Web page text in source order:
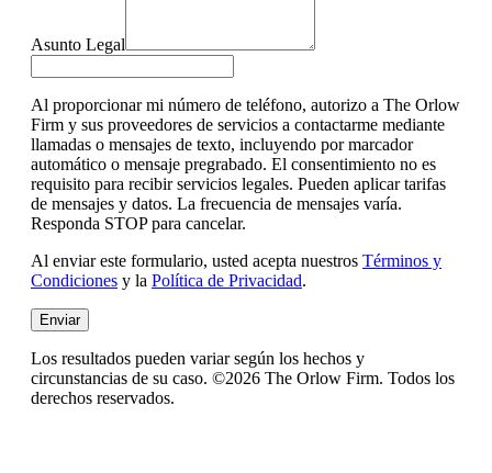
Asunto Legal
Al proporcionar mi número de teléfono, autorizo a The Orlow
Firm y sus proveedores de servicios a contactarme mediante
llamadas o mensajes de texto, incluyendo por marcador
automático o mensaje pregrabado. El consentimiento no es
requisito para recibir servicios legales. Pueden aplicar tarifas
de mensajes y datos. La frecuencia de mensajes varía.
Responda STOP para cancelar.
Al enviar este formulario, usted acepta nuestros Términos y
Condiciones y la Política de Privacidad.
Enviar
Los resultados pueden variar según los hechos y
circunstancias de su caso. ©2026 The Orlow Firm. Todos los
derechos reservados.